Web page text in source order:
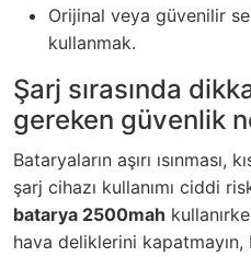
Orijinal veya güvenilir
kullanmak.
Şarj sırasında
gereken güvenlik
Bataryaların aşırı
şarj cihazı kullanımı ciddi
batarya 2500mah
hava deliklerini